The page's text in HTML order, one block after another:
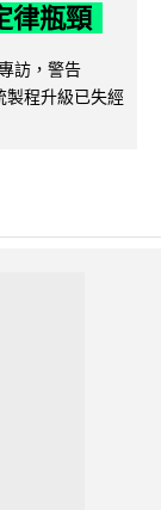
律瓶頸
訪，警告
製程升級已失經